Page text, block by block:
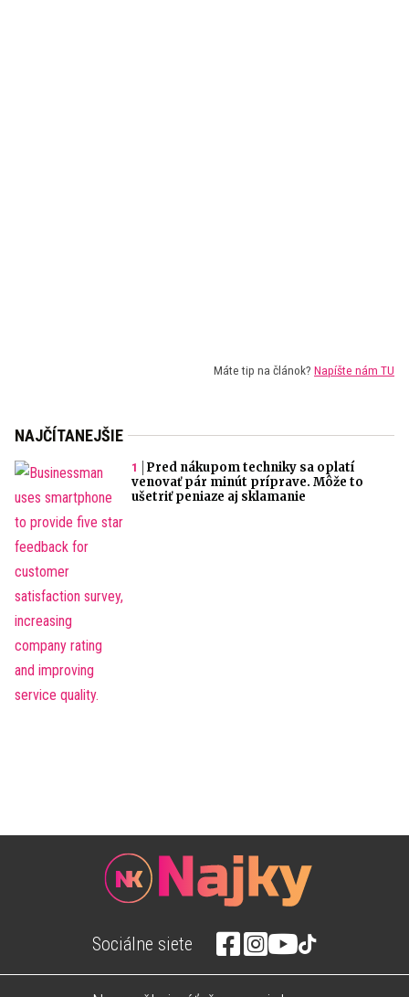
Máte tip na článok? Napíšte nám TU
NAJČÍTANEJŠIE
Pred nákupom techniky sa oplatí
venovať pár minút príprave. Môže to
ušetriť peniaze aj sklamanie
Sociálne siete